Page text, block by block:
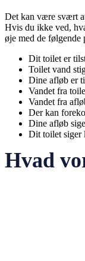
Det kan være svært
Hvis du ikke ved,
øje med de følgende
Dit toilet er
Toilet vand
Dine afløb er
Vandet fra
Vandet fra
Der kan
Dine afløb
Dit toilet siger
Hvad